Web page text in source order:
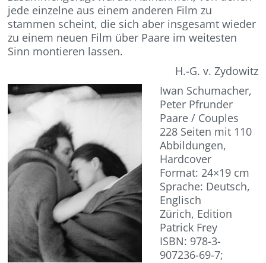
jede einzelne aus einem anderen Film zu
stammen scheint, die sich aber insgesamt wieder
zu einem neuen Film über Paare im weitesten
Sinn montieren lassen.
H.-G. v. Zydowitz
Iwan Schumacher,
Peter Pfrunder
Paare / Couples
228 Seiten mit 110
Abbildungen,
Hardcover
Format: 24×19 cm
Sprache: Deutsch,
Englisch
Zürich, Edition
Patrick Frey
ISBN: 978-3-
907236-69-7;